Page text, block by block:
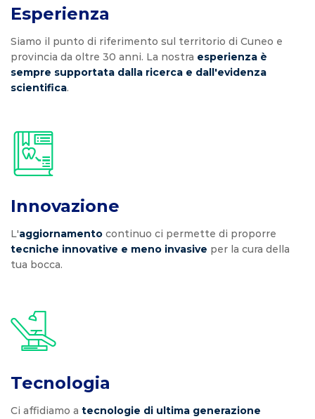
Esperienza
Siamo il punto di riferimento sul territorio di Cuneo e
provincia da oltre 30 anni. La nostra esperienza è
sempre supportata dalla ricerca e dall'evidenza
scientifica.
Innovazione
L'aggiornamento continuo ci permette di proporre
tecniche innovative e meno invasive per la cura della
tua bocca.
Tecnologia
Ci affidiamo a tecnologie di ultima generazione